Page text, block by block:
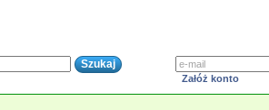
Załóż konto